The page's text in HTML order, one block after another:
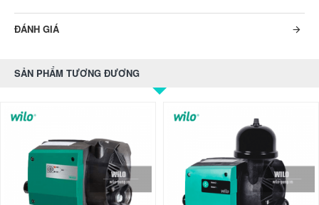
ĐÁNH GIÁ
SẢN PHẨM TƯƠNG ĐƯƠNG